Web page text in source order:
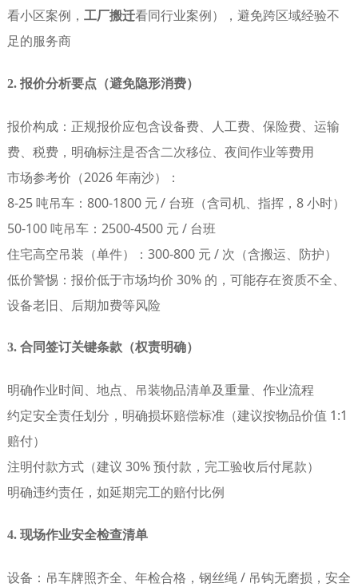
看小区案例， 工厂搬迁看同行业案例），避免跨区域经验不
足的服务商
2. 报价分析要点（避免隐形消费）
报价构成：正规报价应包含设备费、人工费、保险费、运输
费、税费，明确标注是否含二次移位、夜间作业等费用
市场参考价 （2026 年南沙）：
8-25 吨吊车：800-1800 元 / 台班（含司机、指挥，8 小时）
50-100 吨吊车：2500-4500 元 / 台班
住宅高空吊装（单件）：300-800 元 / 次（含搬运、防护）
低价警惕 ：报价低于市场均价 30% 的，可能存在资质不全、
设备老旧、后期加费等风险
3. 合同签订关键条款（权责明确）
明确作业时间、地点、吊装物品清单及重量、作业流程
约定安全责任划分，明确损坏赔偿标准（建议按物品价值 1:1
赔付）
注明付款方式（建议 30% 预付款，完工验收后付尾款）
明确违约责任，如延期完工的赔付比例
4. 现场作业安全检查清单
设备：吊车牌照齐全、年检合格，钢丝绳 / 吊钩无磨损，安全